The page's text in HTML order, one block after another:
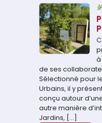
à
de ses
Sélectionné pour
Urbains, il y
conçu autour
autre manière
Jardins, […]